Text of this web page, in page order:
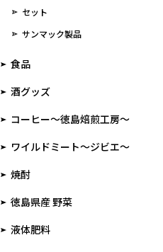
セット
サンマック製品
食品
酒グッズ
コーヒー～徳島焙煎工房～
ワイルドミート～ジビエ～
焼酎
徳島県産 野菜
液体肥料